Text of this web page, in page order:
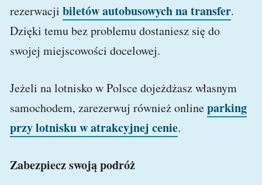
rezerwacji biletów autobusowych na transfer.
Dzięki temu bez problemu dostaniesz się do
swojej miejscowości docelowej.
Jeżeli na lotnisko w Polsce dojeżdżasz własnym
samochodem, zarezerwuj również onlineparking
przy lotnisku w atrakcyjnej cenie.
Zabezpiecz swoją podróż